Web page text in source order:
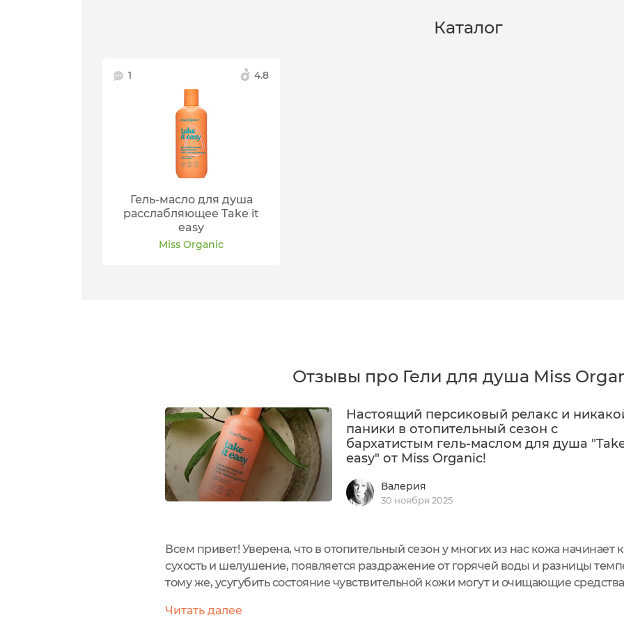
Каталог
1 4.8
Гель-масло для душа
расслабляющее Take it
easy
Miss Organic
Отзывы про Гели для душа Miss
Настоящий персиковый релакс и
паники в отопительный сезон с
бархатистым гель-маслом для душа
easy" от Miss Organic!
Валерия
30 ноября 2025
Всем привет! Уверена, что в отопительный сезон у многих из нас кожа начинает
сухость и шелушение, появляется раздражение от горячей воды и разницы
тому же, усугубить состояние чувствительной кожи могут и очищающие
барьер, облегчают...
Читать далее